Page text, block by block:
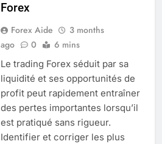
Forex
Forex Aide
3 months
ago
0 6 mins
Le trading Forex séduit par sa
liquidité et ses opportunités de
profit peut rapidement entraîner
des pertes importantes lorsqu’il
est pratiqué sans rigueur.
Identifier et corriger les plus